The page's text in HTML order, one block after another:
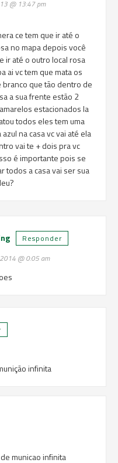
@ 13:47 pm
ce tem que ir até o
no mapa depois você
ir até o outro local rosa
ai vc tem que mata os
branco que tão dentro de
a sua frente estão 2
estacionados la
todos eles tem uma
na casa vc vai até ela
vai te + dois pra vc
é importante pois se
todos a casa vai ser sua
Responder
@ 0:05 am
infinita
municao infinita